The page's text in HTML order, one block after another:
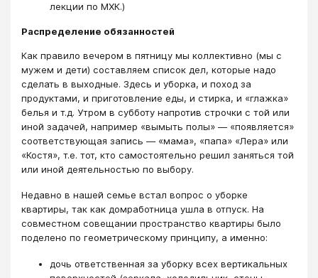
лекции по МХК.)
Распределение обязанностей
Как правило вечером в пятницу мы коллективно (мы с
мужем и дети) составляем список дел, которые надо
сделать в выходные. Здесь и уборка, и поход за
продуктами, и приготовление еды, и стирка, и «глажка»
белья и т.д. Утром в субботу напротив строчки с той или
иной задачей, например «вымыть полы» — «появляется»
соответствующая запись — «мама», «папа» «Лера» или
«Костя», т.е. тот, кто самостоятельно решил заняться той
или иной деятельностью по выбору.
Недавно в нашей семье встал вопрос о уборке
квартиры, так как домработница ушла в отпуск. На
совместном совещании пространство квартиры было
поделено по геометрическому принципу, а именно:
дочь ответственная за уборку всех вертикальных